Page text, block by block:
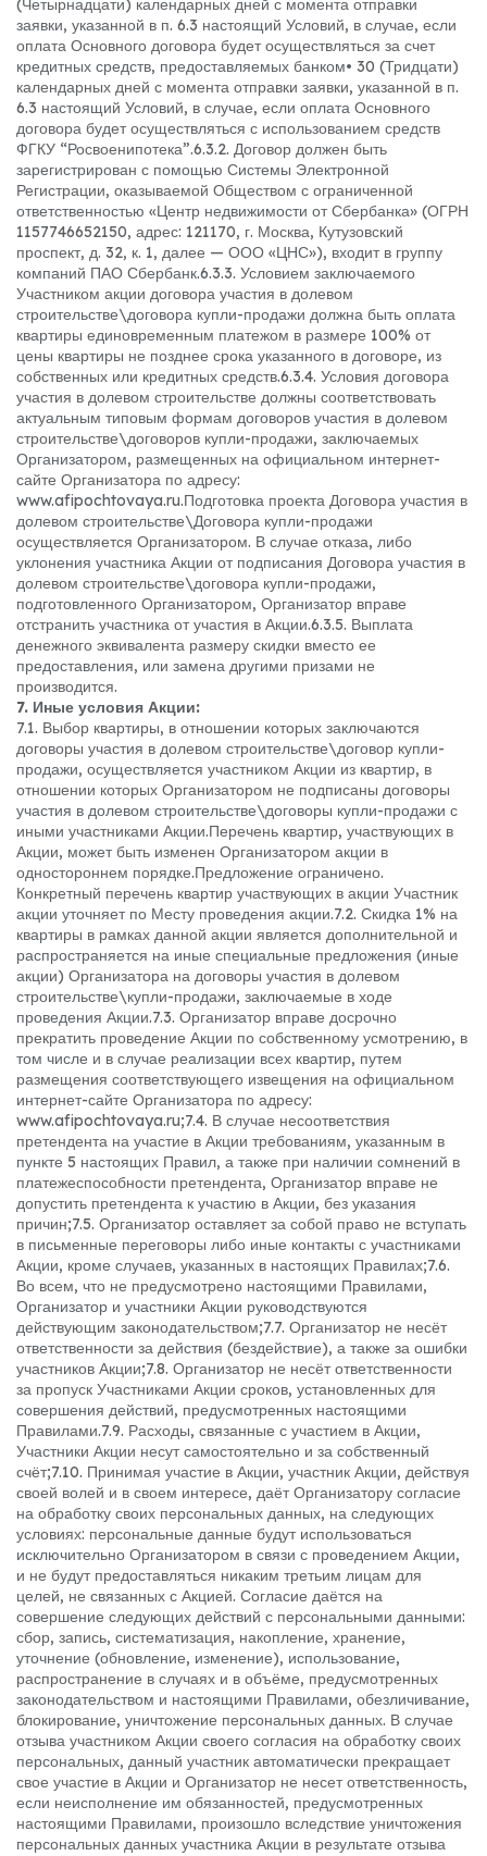
(Четырнадцати) календарных дней с момента отправки
заявки, указанной в п. 6.3 настоящий Условий, в случае, если
оплата Основного договора будет осуществляться за счет
кредитных средств, предоставляемых банком• 30 (Тридцати)
календарных дней с момента отправки заявки, указанной в п.
6.3 настоящий Условий, в случае, если оплата Основного
договора будет осуществляться с использованием средств
ФГКУ “Росвоенипотека”.6.3.2. Договор должен быть
зарегистрирован с помощью Системы Электронной
Регистрации, оказываемой Обществом с ограниченной
ответственностью «Центр недвижимости от Сбербанка» (ОГРН
1157746652150, адрес: 121170, г. Москва, Кутузовский
проспект, д. 32, к. 1, далее — ООО «ЦНС»), входит в группу
компаний ПАО Сбербанк.6.3.3. Условием заключаемого
Участником акции договора участия в долевом
строительстве\договора купли-продажи должна быть оплата
квартиры единовременным платежом в размере 100% от
цены квартиры не позднее срока указанного в договоре, из
собственных или кредитных средств.6.3.4. Условия договора
участия в долевом строительстве должны соответствовать
актуальным типовым формам договоров участия в долевом
строительстве\договоров купли-продажи, заключаемых
Организатором, размещенных на официальном интернет-
сайте Организатора по адресу:
www.afipochtovaya.ru.Подготовка проекта Договора участия в
долевом строительстве\Договора купли-продажи
осуществляется Организатором. В случае отказа, либо
уклонения участника Акции от подписания Договора участия в
долевом строительстве\договора купли-продажи,
подготовленного Организатором, Организатор вправе
отстранить участника от участия в Акции.6.3.5. Выплата
денежного эквивалента размеру скидки вместо ее
предоставления, или замена другими призами не
производится.
7. Иные условия Акции:
7.1. Выбор квартиры, в отношении которых заключаются
договоры участия в долевом строительстве\договор купли-
продажи, осуществляется участником Акции из квартир, в
отношении которых Организатором не подписаны договоры
участия в долевом строительстве\договоры купли-продажи с
иными участниками Акции.Перечень квартир, участвующих в
Акции, может быть изменен Организатором акции в
одностороннем порядке.Предложение ограничено.
Конкретный перечень квартир участвующих в акции Участник
акции уточняет по Месту проведения акции.7.2. Скидка 1% на
квартиры в рамках данной акции является дополнительной и
распространяется на иные специальные предложения (иные
акции) Организатора на договоры участия в долевом
строительстве\купли-продажи, заключаемые в ходе
проведения Акции.7.3. Организатор вправе досрочно
прекратить проведение Акции по собственному усмотрению, в
том числе и в случае реализации всех квартир, путем
размещения соответствующего извещения на официальном
интернет-сайте Организатора по адресу:
www.afipochtovaya.ru;7.4. В случае несоответствия
претендента на участие в Акции требованиям, указанным в
пункте 5 настоящих Правил, а также при наличии сомнений в
платежеспособности претендента, Организатор вправе не
допустить претендента к участию в Акции, без указания
причин;7.5. Организатор оставляет за собой право не вступать
в письменные переговоры либо иные контакты с участниками
Акции, кроме случаев, указанных в настоящих Правилах;7.6.
Во всем, что не предусмотрено настоящими Правилами,
Организатор и участники Акции руководствуются
действующим законодательством;7.7. Организатор не несёт
ответственности за действия (бездействие), а также за ошибки
участников Акции;7.8. Организатор не несёт ответственности
за пропуск Участниками Акции сроков, установленных для
совершения действий, предусмотренных настоящими
Правилами.7.9. Расходы, связанные с участием в Акции,
Участники Акции несут самостоятельно и за собственный
счёт;7.10. Принимая участие в Акции, участник Акции, действуя
своей волей и в своем интересе, даёт Организатору согласие
на обработку своих персональных данных, на следующих
условиях: персональные данные будут использоваться
исключительно Организатором в связи с проведением Акции,
и не будут предоставляться никаким третьим лицам для
целей, не связанных с Акцией. Согласие даётся на
совершение следующих действий с персональными данными:
сбор, запись, систематизация, накопление, хранение,
уточнение (обновление, изменение), использование,
распространение в случаях и в объёме, предусмотренных
законодательством и настоящими Правилами, обезличивание,
блокирование, уничтожение персональных данных. В случае
отзыва участником Акции своего согласия на обработку своих
персональных, данный участник автоматически прекращает
свое участие в Акции и Организатор не несет ответственность,
если неисполнение им обязанностей, предусмотренных
настоящими Правилами, произошло вследствие уничтожения
персональных данных участника Акции в результате отзыва